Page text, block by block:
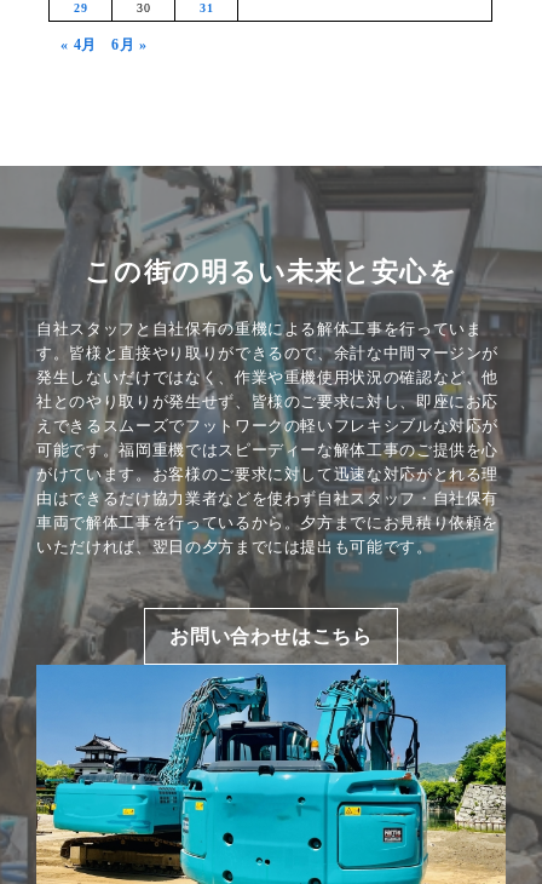
29
30 31
« 4月 6月 »
この街の明るい未来と安心を
自社スタッフと自社保有の重機による解体工事を行っていま
す。皆様と直接やり取りができるので、余計な中間マージンが
発生しないだけではなく、作業や重機使用状況の確認など、他
社とのやり取りが発生せず、皆様のご要求に対し、即座にお応
えできるスムーズでフットワークの軽いフレキシブルな対応が
可能です。福岡重機ではスピーディーな解体工事のご提供を心
がけています。お客様のご要求に対して迅速な対応がとれる理
由はできるだけ協力業者などを使わず自社スタッフ・自社保有
車両で解体工事を行っているから。夕方までにお見積り依頼を
いただければ、翌日の夕方までには提出も可能です。
お問い合わせはこちら